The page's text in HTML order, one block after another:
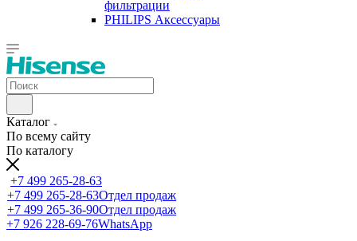
фильтрации
PHILIPS Аксессуары
Каталог
По всему сайту
По каталогу
+7 499 265-28-63
+7 499 265-28-63Отдел продаж
+7 499 265-36-90Отдел продаж
+7 926 228-69-76WhatsApp